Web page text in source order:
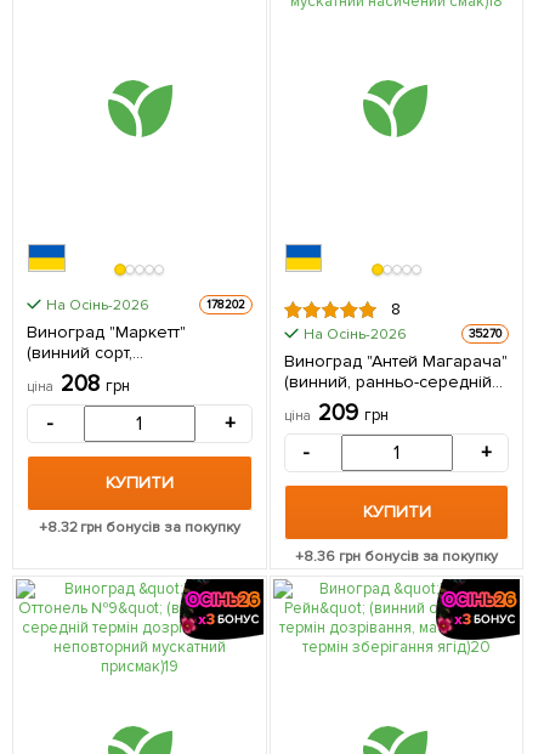
На Осінь-2026 178202
Виноград "Маркетт"
(винний сорт,
хворобостійкий,
морозостійкий) 1
саджанець в упаковці
ціна 208 грн
- +
КУПИТИ
+8.32грн бонусів за покупку
8
На Осінь-2026 35270
Виноград "Антей Магарача"
(винний, ранньо-середній
термін дозрівання, має
мускатний насичений смак)
1 саджанець в упаковці
ціна 209 грн
- +
КУПИТИ
+8.36грн бонусів за покупку